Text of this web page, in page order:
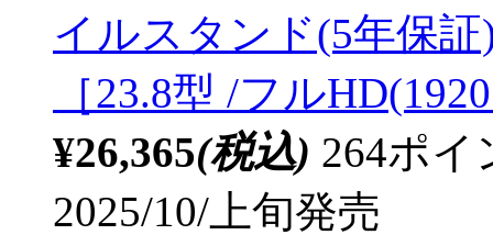
イルスタンド(5年保
［23.8型 /フル
¥26,365(税込) 264ポ
2025/10/上旬発売